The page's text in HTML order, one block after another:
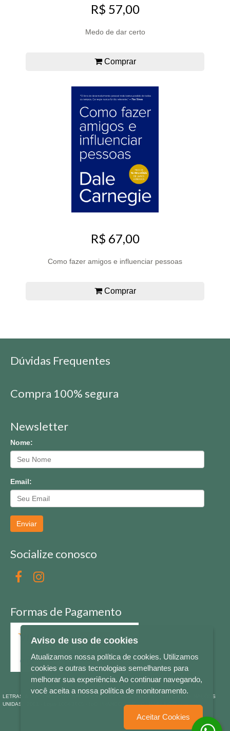
R$ 57,00
Medo de dar certo
Comprar
R$ 67,00
Como fazer amigos e influenciar pessoas
Comprar
Dúvidas Frequentes
Compra 100% segura
Newsletter
Nome:
Email:
Enviar
Socialize conosco
Formas de Pagamento
LETRAS & CIA - CNPJ n° 88.587.548/0001-20 - Térreo Bourbon Shopping - AV. NAÇÕES
UNIDAS , 2001 - Lojas 1064/1065 - RIO BRANCO - - NOVO HAMBURGO - RS
Aviso de uso de cookies
Atualizamos nossa política de cookies. Utilizamos
cookies e outras tecnologias semelhantes para
melhorar sua experiência. Ao continuar navegando,
você aceita a nossa política de monitoramento.
Aceitar Cookies